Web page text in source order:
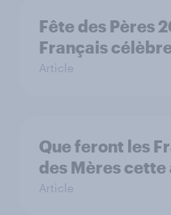
Fête des Pères
Français
Article
Que feront les
des Mères cette
Article